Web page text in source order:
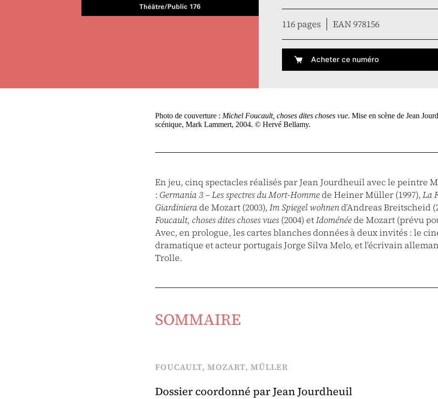
116 pages EAN 978156
Acheter ce numéro
Photo de couverture : Michel Foucault, choses dites choses vue. Mise en scène de Jean
scénique, Mark Lammert, 2004. © Hervé Bellamy.
En jeu, cinq spectacles réalisés par Jean Jourdheuil avec le peintre
: Germania 3 – Les spectres du Mort-Homme de Heiner Müller (1997), La
Giardiniera de Mozart (2003), Im Spiegel wohnen d’Andreas Breitscheid
Foucault, choses dites choses vues (2004) etIdoménée de Mozart (prévu
Avec, en prologue, les cartes blanches données à deux invités : le
dramatique et acteur portugais Jorge Silva Melo, et l’écrivain
Trolle.
SOMMAIRE
FOUCAULT, MOZART, MÜLLER
Dossier coordonné par Jean Jourdheuil